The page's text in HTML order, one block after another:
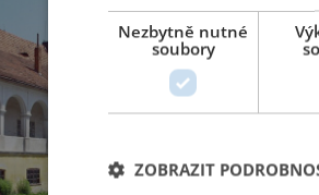
Sedm
nachází
v tomto
vesnické
Nezbytně nutné
soubory
ZOBRAZIT